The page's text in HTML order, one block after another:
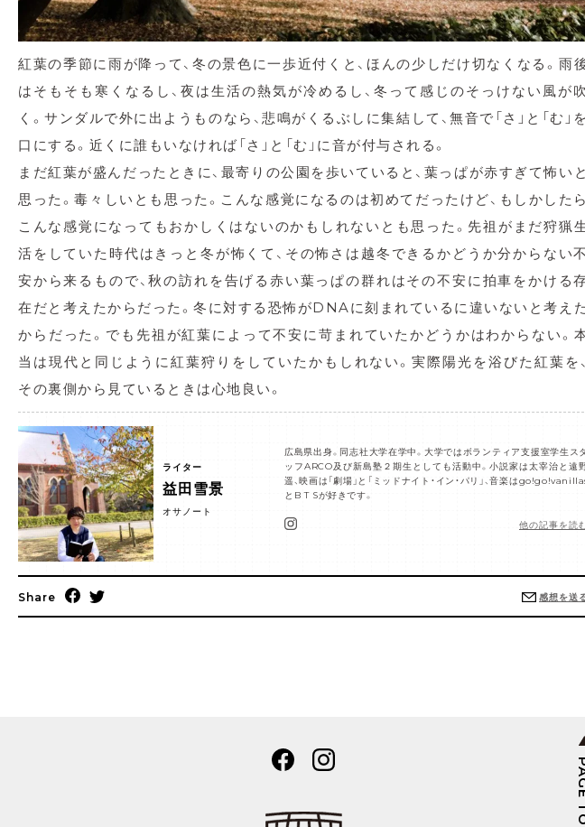
紅葉の季節に雨が降って、冬の景色に一歩近付くと、ほんの少しだけ切なくなる。雨
はそもそも寒くなるし、夜は生活の熱気が冷めるし、冬って感じのそっけない風が吹
く。サンダルで外に出ようものなら、悲鳴がくるぶしに集結して、無音で「さ」と「む」を
口にする。近くに誰もいなければ「さ」と「む」に音が付与される。
まだ紅葉が盛んだったときに、最寄りの公園を歩いていると、葉っぱが赤すぎて怖いと
思った。毒々しいとも思った。こんな感覚になるのは初めてだったけど、もしかしたら
こんな感覚になってもおかしくはないのかもしれないとも思った。先祖がまだ狩猟
活をしていた時代はきっと冬が怖くて、その怖さは越冬できるかどうか分からない不
安から来るもので、秋の訪れを告げる赤い葉っぱの群れはその不安に拍車をかける
在だと考えたからだった。冬に対する恐怖がDNAに刻まれているに違いないと考えた
からだった。でも先祖が紅葉によって不安に苛まれていたかどうかはわからない。
当は現代と同じように紅葉狩りをしていたかもしれない。実際陽光を浴びた紅葉を、
その裏側から見ているときは心地良い。
ライター
益田雪景
オサノート
広島県出身。同志社大学在学中。大学ではボランティア支援室学生ス
ッフARCO及び新島塾２期生としても活動中。小説家は太宰治と遠
遥、映画は「劇場」と「ミッドナイト・イン・パリ」、音楽は
とB T Sが好きです。
他の記事を読
Share 感想を送